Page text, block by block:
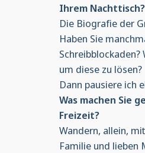
Ihrem Nachttisch?
Die Biografie der
Haben Sie
Schreibblockaden?
um diese zu lösen?
Dann pausiere ich
Was machen Sie
Freizeit?
Wandern, allein,
Familie und lieben